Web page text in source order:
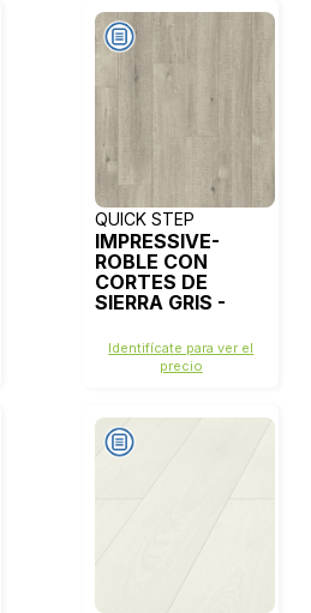
QUICK STEP
IMPRESSIVE-
ROBLE CON
CORTES DE
SIERRA GRIS -
Identifícate para ver el
precio